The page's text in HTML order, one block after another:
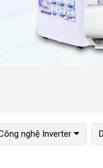
nghệ Inverter